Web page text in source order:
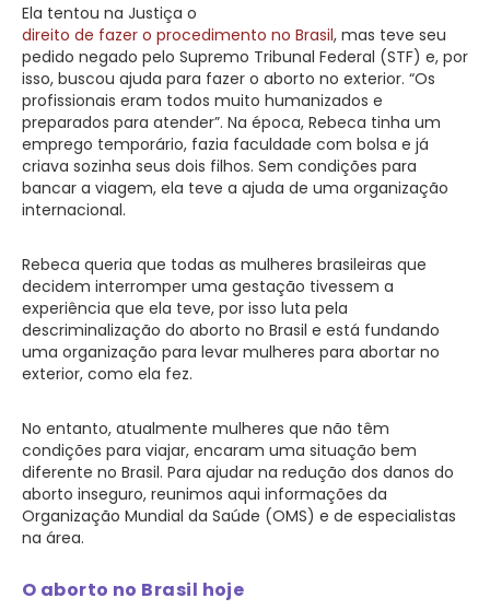
Ela tentou na Justiça o
direito de fazer o procedimento no Brasil, mas teve seu
pedido negado pelo Supremo Tribunal Federal (STF) e, por
isso, buscou ajuda para fazer o aborto no exterior. “Os
profissionais eram todos muito humanizados e
preparados para atender”. Na época, Rebeca tinha um
emprego temporário, fazia faculdade com bolsa e já
criava sozinha seus dois filhos. Sem condições para
bancar a viagem, ela teve a ajuda de uma organização
internacional.
Rebeca queria que todas as mulheres brasileiras que
decidem interromper uma gestação tivessem a
experiência que ela teve, por isso luta pela
descriminalização do aborto no Brasil e está fundando
uma organização para levar mulheres para abortar no
exterior, como ela fez.
No entanto, atualmente mulheres que não têm
condições para viajar, encaram uma situação bem
diferente no Brasil. Para ajudar na redução dos danos do
aborto inseguro, reunimos aqui informações da
Organização Mundial da Saúde (OMS) e de especialistas
na área.
O aborto no Brasil hoje